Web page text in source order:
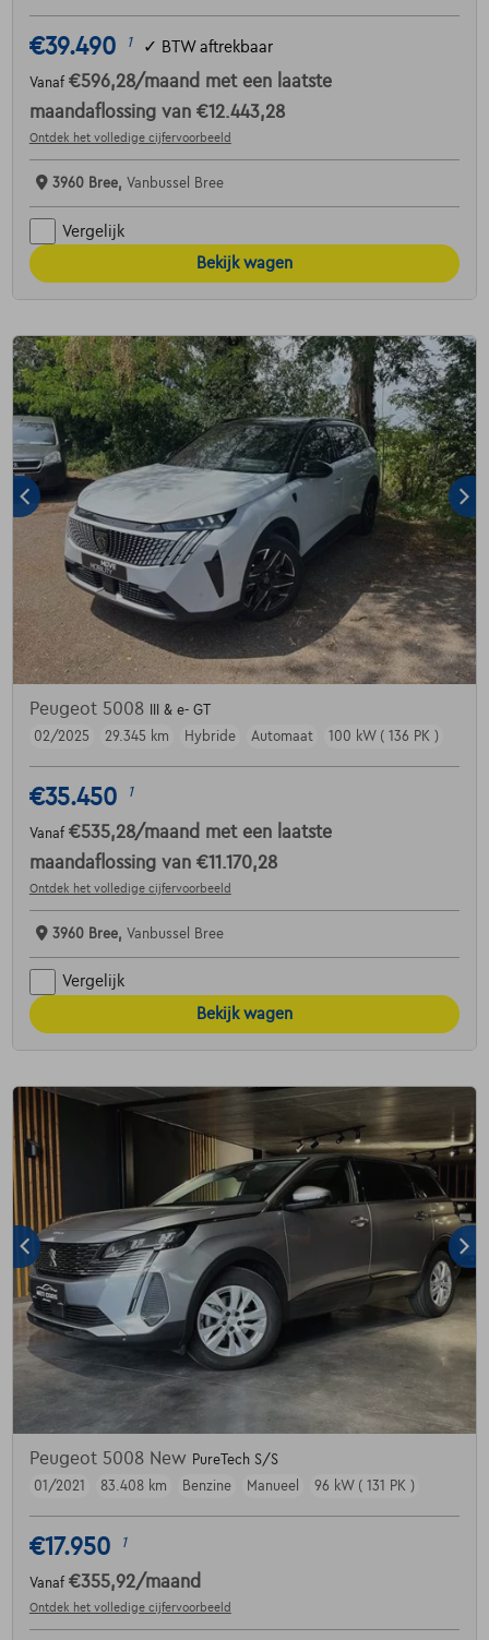
€39.490 1 ✓ BTW aftrekbaar
Vanaf €596,28/maand met een laatste
maandaflossing van €12.443,28
Ontdek het volledige cijfervoorbeeld
3960 Bree, Vanbussel Bree
Vergelijk
Bekijk wagen
Peugeot 5008
III & e- GT
02/2025
29.345 km Hybride Automaat 100 kW ( 136 PK )
€35.450 1
Vanaf €535,28/maand met een laatste
maandaflossing van €11.170,28
Ontdek het volledige cijfervoorbeeld
3960 Bree, Vanbussel Bree
Vergelijk
Bekijk wagen
Peugeot 5008 New PureTech S/S
01/2021
83.408 km Benzine Manueel 96 kW ( 131 PK )
€17.950 1
Vanaf €355,92/maand
Ontdek het volledige cijfervoorbeeld